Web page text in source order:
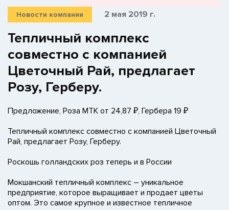
Новости компании 2 мая 2019 г.
Тепличный комплекс
совместно с компанией
Цветочный Рай, предлагает
Розу, Герберу.
Предложение, Роза МТК от 24,87 ₽, Гербера 19 ₽
Тепличный комплекс совместно с компанией Цветочный
Рай, предлагает Розу, Герберу.
Роскошь голландских роз теперь и в России
Мокшанский тепличный комплекс – уникальное
предприятие, которое выращивает и продает цветы
оптом. Это самое крупное и известное тепличное